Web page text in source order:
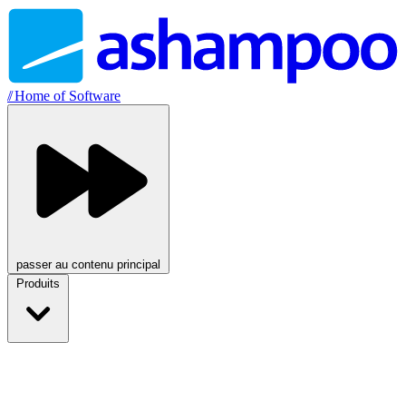
//Home of Software
passer au contenu principal
Produits